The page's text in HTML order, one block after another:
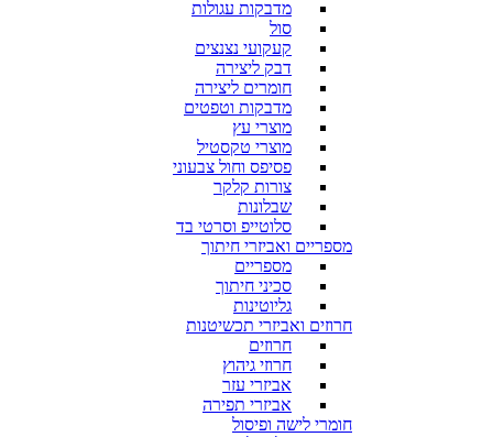
מדבקות עגולות
סול
קעקועי נצנצים
דבק ליצירה
חומרים ליצירה
מדבקות וטפטים
מוצרי עץ
מוצרי טקסטיל
פסיפס וחול צבעוני
צורות קלקר
שבלונות
סלוטייפ וסרטי בד
מספריים ואביזרי חיתוך
מספריים
סכיני חיתוך
גליוטינות
חרוזים ואביזרי תכשיטנות
חרוזים
חרוזי גיהוץ
אביזרי עזר
אביזרי תפירה
חומרי לישה ופיסול